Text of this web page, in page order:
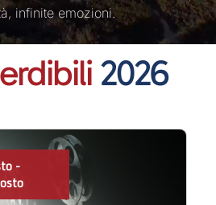
infinite emozioni.
2026